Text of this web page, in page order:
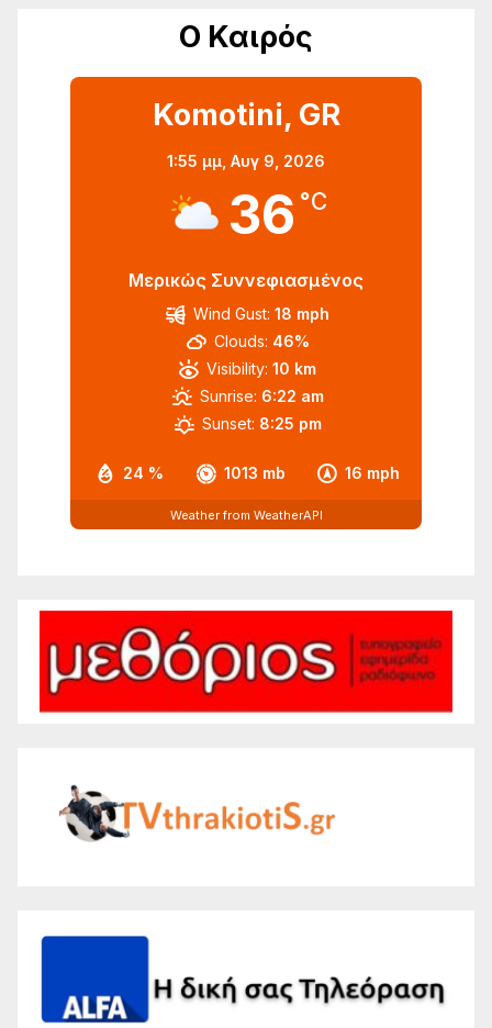
Ο Καιρός
Komotini, GR
1:55 μμ, Αυγ 9, 2026
36 °C
Μερικώς Συννεφιασμένος
24 % 1013 mb 16 mph
Wind Gust: 18 mph
Clouds: 46%
Visibility: 10 km
Sunrise: 6:22 am
Sunset: 8:25 pm
Weather from WeatherAPI